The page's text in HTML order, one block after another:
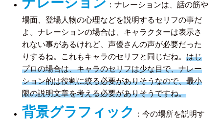
：ナレーションは、話の筋や
場面、登場人物の心理などを説明するセリフの事だ
よ。ナレーションの場合は、キャラクターは表示さ
れない事があるけれど、声優さんの声が必要だった
りするね。これもキャラのセリフと同じだね。はじ
プロの場合は、キャラのセリフは少な目で、ナレー
ション的は役割に絞る必要がありそうなので、最小
限の説明文章を考える必要がありそうですね。
背景グラフィック
：今の場所を説明す